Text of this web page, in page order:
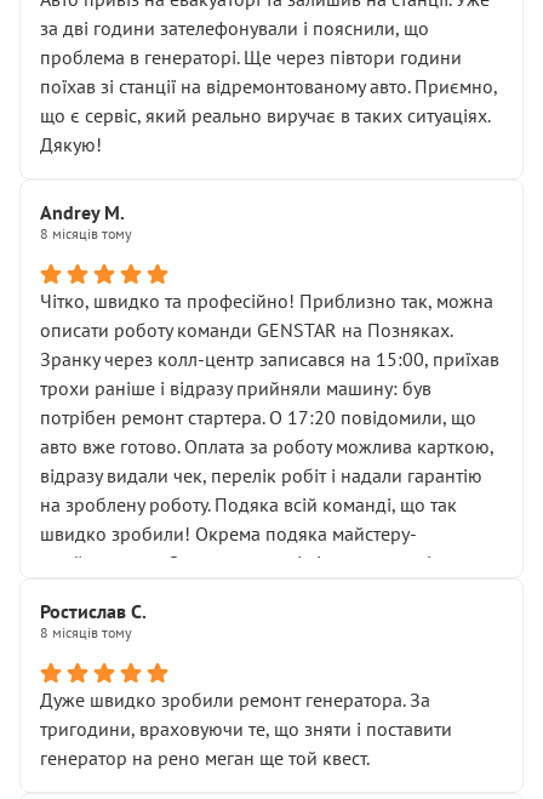
чіткого пояснення
( ну все зняли та доробили) дякую!
Окремий момент, який виглядає абсурдно:
мені заявили, що бачок гальмівної рідини потрібно
міняти разом із головним гальмівним циліндром у
Для людини, яка хоча б трохи розуміється на техніці,
це звучить як мінімум непрофесійно, а як максимум —
спроба продати дорогий вузол замість елементарних
ущільнювачів.
Що прикро — це не перший мій візит. Раніше міняв у
вас стартер, і тоді сервіс наче справив хороше
враження. Але згодом знайшов декілька гайок під
лобовим склом. Мені пояснили, що це “старі гайки, які
відкручували”, і попросили не хвилюватися. ( надіюсь
новий власник, не застяг в полі))
Але після нинішнього візиту такі дрібниці вже не
здаються дрібницями.
Я — клієнт, який працює на довірі, і саме її цей сервіс
Хотілося б більше:
• належної уваги до авто
• прозорості в роботах і рахунках
• реальної діагностики, а не формального
“подивились і поїхав”
На жаль, складається враження, що сервіс працює не
за дві години зателефонували і пояснили, що
проблема в генераторі. Ще через півтори години
поїхав зі станції на відремонтованому авто. Приємно,
що є сервіс, який реально виручає в таких ситуаціях.
Дякую!
Andrey M.
8 місяців тому
Чітко, швидко та професійно! Приблизно так, можна
описати роботу команди GENSTAR на Позняках.
Зранку через колл-центр записався на 15:00, приїхав
трохи раніше і відразу прийняли машину: був
потрібен ремонт стартера. О 17:20 повідомили, що
авто вже готово. Оплата за роботу можлива карткою,
відразу видали чек, перелік робіт і надали гарантію
на зроблену роботу. Подяка всій команді, що так
швидко зробили! Окрема подяка майстеру-
приймальнику Олександру: всі чітко та по суті.
звертатися до цього автосервісу.
Ростислав С.
8 місяців тому
Дуже швидко зробили ремонт генератора. За
тригодини, враховуючи те, що зняти і поставити
генератор на рено меган ще той квест.